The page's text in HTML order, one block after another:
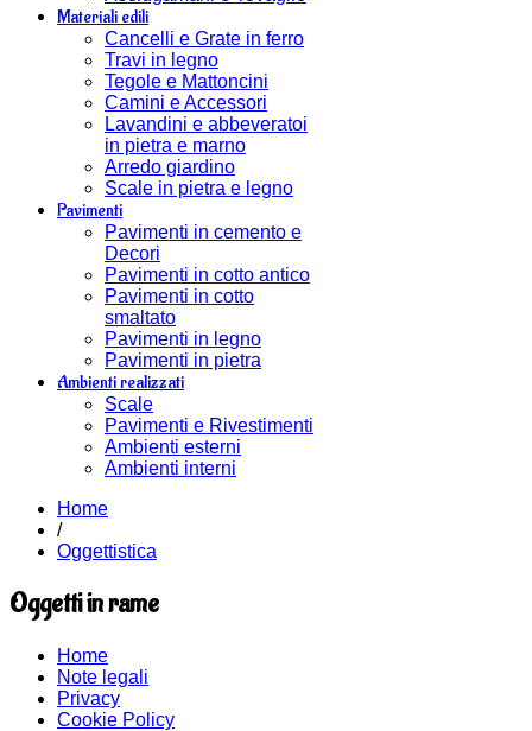
Materiali edili
Cancelli e Grate in ferro
Travi in legno
Tegole e Mattoncini
Camini e Accessori
Lavandini e abbeveratoi
in pietra e marno
Arredo giardino
Scale in pietra e legno
Pavimenti
Pavimenti in cemento e
Decori
Pavimenti in cotto antico
Pavimenti in cotto
smaltato
Pavimenti in legno
Pavimenti in pietra
Ambienti realizzati
Scale
Pavimenti e Rivestimenti
Ambienti esterni
Ambienti interni
Home
/
Oggettistica
Oggetti in rame
Home
Note legali
Privacy
Cookie Policy